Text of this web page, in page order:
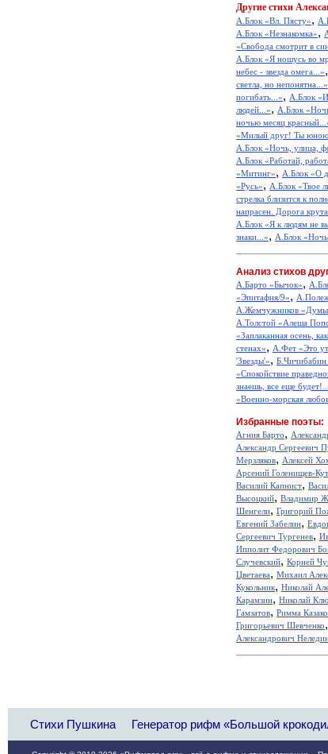
Другие стихи
А.Блок «Вл. Пясту»,
А.Блок «Незнакомка»,
«Свобода смотрит в
А.Блок «Я ношусь во
небес - звезда омега...»,
светла, но непонятна...»
погибать...», А.Блок
людей...», А.Блок
ночью месяц
«Милый друг! Ты
А.Блок «Ночь, улица,
А.Блок «Работай,
«Митинг», А.Блок «О
«Русь», А.Блок «Твое
стрелка близится к
напрасен. Дорога
А.Блок «Я к людям не
знаки...», А.Блок
Анализ стихов
А.Барто «Бычок»,
«Эпитафия/9»,
А.Жемчужников «Думы
А.Толстой «Алеша
«Заплаканная осень,
стенах», А.Фет «Это
'Звезды'», Б.Чичибабин
«Спокойствие
знаешь, все еще
«Военно-морская
Избранные поэты:
Агния Барто,
Александр Сергеевич
Мерзляков, Алексей
Арсений Голенищев-
Василий Капнист,
Высоцкий, Владимир
Шенгели, Григорий
Евгений Забелин,
Сергеевич Тургенев,
Ипполит Федорович
Случевский, Корней
Цветаева, Михаил
Кукольник, Николай
Карамзин, Николай
Гамзатов, Римма
Григорьевич Шевченко,
Александрович
Стихи Пушкина Генератор рифм «Большой